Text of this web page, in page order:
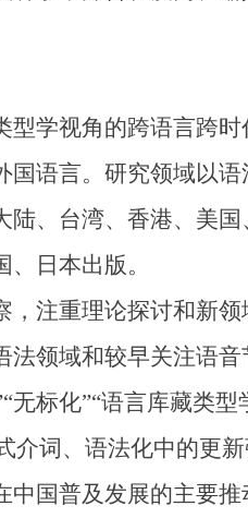
学视角的跨语言跨时
国语言。研究领域以语
、台湾、香港、美国
日本出版。
注重理论探讨和新领
法领域和较早关注语音
标化”“语言库藏类型
介词、语法化中的更
国普及发展的主要推